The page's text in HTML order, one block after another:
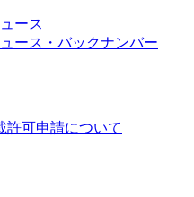
ース
ース・バックナンバー
許可申請について